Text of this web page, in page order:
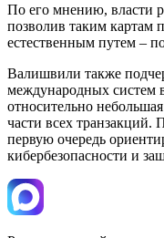
По его мнению, власти
позволив таким картам
естественным путем –
Валишвили также
международных систем
относительно
части всех транзакций.
первую очередь
кибербезопасности и